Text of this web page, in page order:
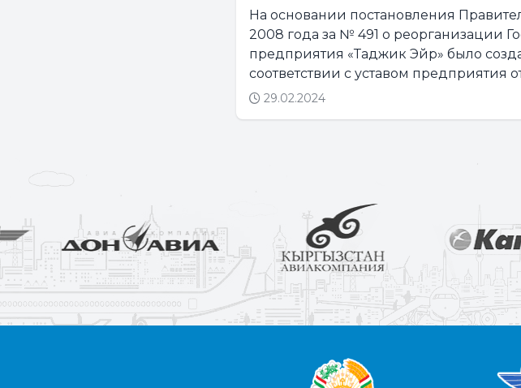
На основании постановления
2008 года за № 491 о реорганизации
предприятия «Таджик Эйр» было
соответствии с уставом предприятия
29.02.2024